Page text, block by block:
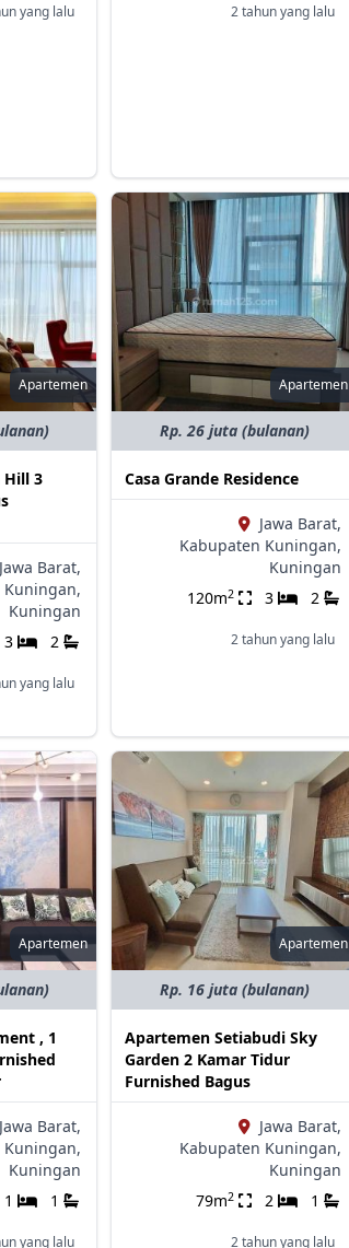
yang lalu 2 tahun yang lalu
Apartemen
Hill 3
Jawa Barat,
Kuningan,
Kuningan
3 2
yang lalu
Apartemen
Rp. 26 juta (bulanan)
Casa Grande Residence
Jawa Barat,
Kabupaten Kuningan,
Kuningan
120m2 3 2
2 tahun yang lalu
Apartemen
, 1
Jawa Barat,
Kuningan,
Kuningan
1 1
yang lalu
Apartemen
Rp. 16 juta (bulanan)
Apartemen Setiabudi Sky
Garden 2 Kamar Tidur
Furnished Bagus
Jawa Barat,
Kabupaten Kuningan,
Kuningan
79m2 2 1
2 tahun yang lalu